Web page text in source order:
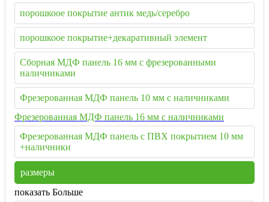
порошкоое покрытие антик медь/серебро
порошкоое покрытие+декаративный элемент
Сборная МДФ панель 16 мм с фрезерованными
наличниками
Фрезерованная МДФ панель 10 мм с наличниками
Фрезерованная МДФ панель 16 мм с наличниками
Фрезерованная МДФ панель с ПВХ покрытием 10 мм
+наличники
размеры
показать Больше